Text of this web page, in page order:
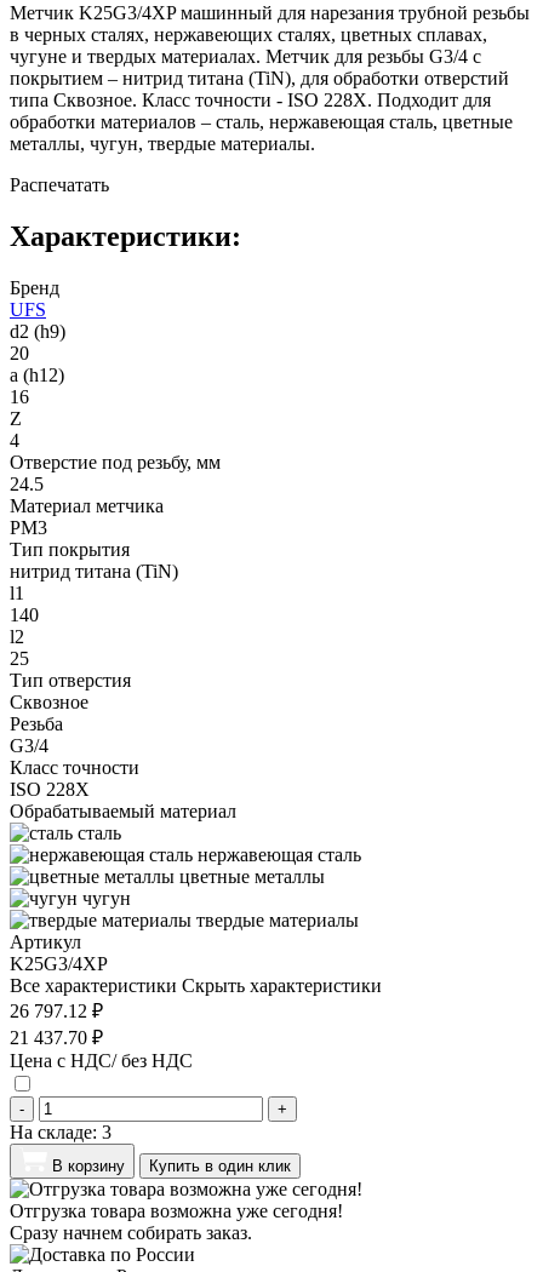
Метчик K25G3/4XP машинный для нарезания трубной резьбы
в черных сталях, нержавеющих сталях, цветных сплавах,
чугуне и твердых материалах. Метчик для резьбы G3/4 с
покрытием – нитрид титана (TiN), для обработки отверстий
типа Сквозное. Класс точности - ISO 228X. Подходит для
обработки материалов – сталь, нержавеющая сталь, цветные
металлы, чугун, твердые материалы.
Распечатать
Характеристики:
Бренд
UFS
d2 (h9)
20
a (h12)
16
Z
4
Отверстие под резьбу, мм
24.5
Материал метчика
PM3
Тип покрытия
нитрид титана (TiN)
l1
140
l2
25
Тип отверстия
Сквозное
Резьба
G3/4
Класс точности
ISO 228X
Обрабатываемый материал
сталь
нержавеющая сталь
цветные металлы
чугун
твердые материалы
Артикул
K25G3/4XP
Все характеристики Скрыть характеристики
26 797.12 ₽
21 437.70 ₽
Цена с НДС/ без НДС
- +
На складе: 3
В корзину Купить в один клик
Отгрузка товара возможна уже сегодня!
Сразу начнем собирать заказ.